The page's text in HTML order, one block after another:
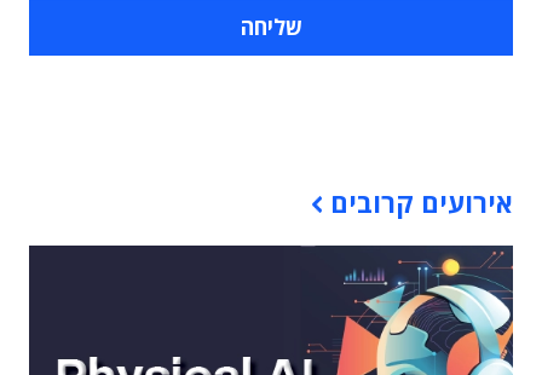
אירועים קרובים